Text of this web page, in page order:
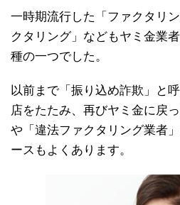
一時期流行した「ファクタリ
クタリング」などもヤミ金業
種の一つでした。
以前まで「振り込め詐欺」と
店をたたみ、再びヤミ金に戻
や「違法ファクタリング業者
ースもよくあります。